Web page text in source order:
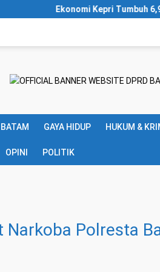
Tumbuh 6,99 Persen, Investasi
GAYA HIDUP HUKUM &
OPINI POLITIK
Narkoba Polresta